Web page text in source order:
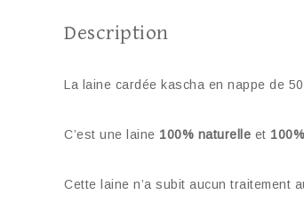
Description
La laine cardée kascha en nappe de
C’est une laine 100% naturelle et
Cette laine n’a subit aucun traitement